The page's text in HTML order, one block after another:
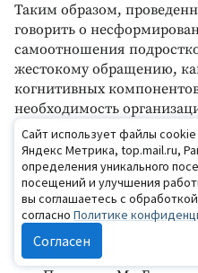
Таким образом,
говорить о
самоотношения
жестокому обращению,
когнитивных
необходимость
психологической
самоотношение и
родителями.
Библиография
Алексеева И.А.,
обращение с
Сайт использует файлы
Яндекс Метрика, top.mail.ru,
определения уникального
посещений и улучшения
вы соглашаетесь с
согласно Политике
Согласен